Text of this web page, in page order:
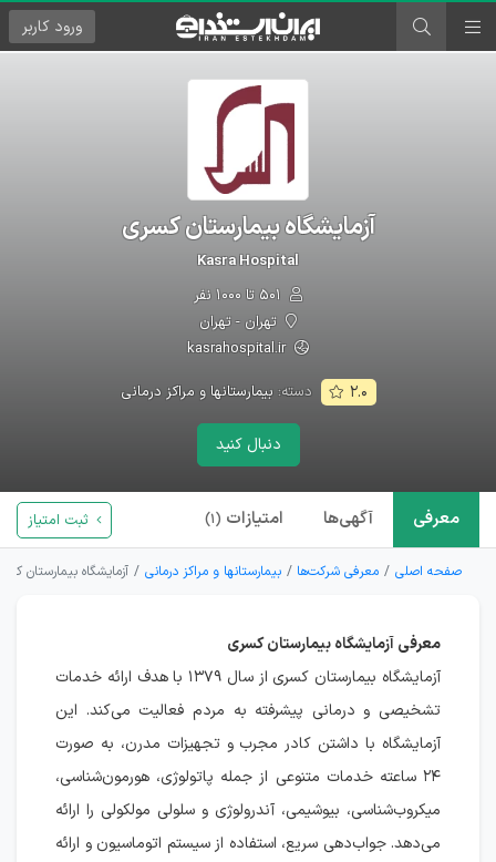
ورود کاربر
آزمایشگاه بیمارستان کسری
Kasra Hospital
تهران - تهران
kasrahospital.ir
۲.۰ دسته:بیمارستانها و مراکز درمانی
دنبال کنید
معرفی آگهی‌ها امتیازات (۱) ثبت امتیاز
صفحه اصلی معرفی شرکت‌ها بیمارستانها و مراکز درمانی آزمایشگاه بیمارستان
معرفی آزمایشگاه بیمارستان کسری
آزمایشگاه بیمارستان کسری از سال ۱۳۷۹ با هدف ارائه خدمات
تشخیصی و درمانی پیشرفته به مردم فعالیت می‌کند. این
آزمایشگاه با داشتن کادر مجرب و تجهیزات مدرن، به صورت
۲۴ ساعته خدمات متنوعی از جمله پاتولوژی، هورمون‌شناسی،
میکروب‌شناسی، بیوشیمی، آندرولوژی و سلولی مولکولی را ارائه
می‌دهد. جواب‌دهی سریع، استفاده از سیستم اتوماسیون و ارائه